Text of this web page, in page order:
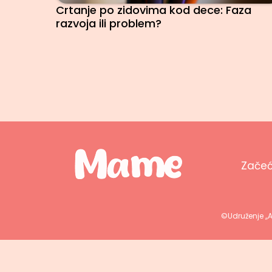
Crtanje po zidovima kod dece: Faza
razvoja ili problem?
©Udruženje